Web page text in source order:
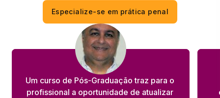
Especialize-se em prática penal
Um curso de Pós-Graduação traz para o
profissional a oportunidade de atualizar